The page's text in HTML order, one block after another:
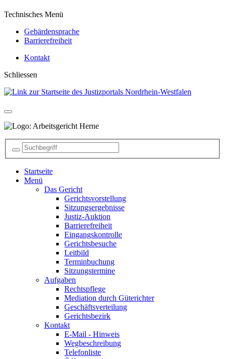
Technisches Menü
Gebärdensprache
Barrierefreiheit
Kontakt
Schliessen
Startseite
Menü
Das Gericht
Gerichtsvorstellung
Sitzungsergebnisse
Justiz-Auktion
Barrierefreiheit
Eingangskontrolle
Gerichtsbesuche
Leitbild
Terminbuchung
Sitzungstermine
Aufgaben
Rechtspflege
Mediation durch Güterichter
Geschäftsverteilung
Gerichtsbezirk
Kontakt
E-Mail - Hinweis
Wegbeschreibung
Telefonliste